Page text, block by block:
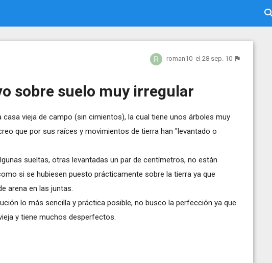
roman10 el 28 sep. 10
sobre suelo muy irregular
vieja de campo (sin cimientos), la cual tiene unos árboles muy
que por sus raíces y movimientos de tierra han "levantado o
sueltas, otras levantadas un par de centímetros, no están
si se hubiesen puesto prácticamente sobre la tierra ya que
arena en las juntas.
lo más sencilla y práctica posible, no busco la perfección ya que
y tiene muchos desperfectos.